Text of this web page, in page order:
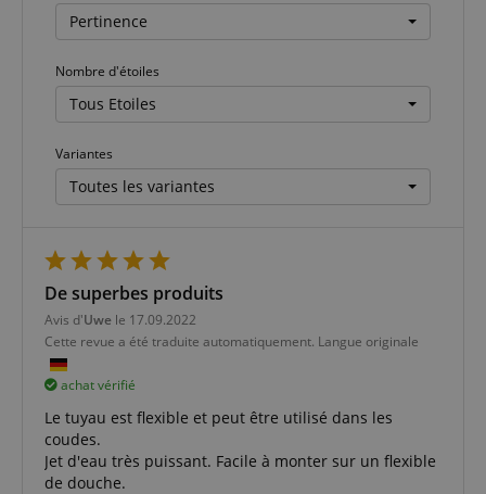
Pertinence
Nombre d'étoiles
Tous Etoiles
Variantes
Toutes les variantes
De superbes produits
Avis d'Uwe le 17.09.2022
Cette revue a été traduite automatiquement. Langue originale
achat vérifié
Le tuyau est flexible et peut être utilisé dans les
coudes.
Jet d'eau très puissant. Facile à monter sur un flexible
de douche.